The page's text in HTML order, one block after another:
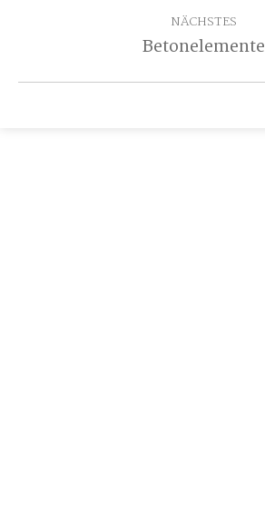
NÄCHSTES
Nächstes
Betonelemente